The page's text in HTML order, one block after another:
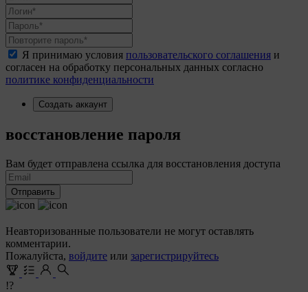
Я принимаю условия пользовательского соглашения и
согласен на обработку персональных данных согласно
политике конфиденциальности
Создать аккаунт
восстановление пароля
Вам будет отправлена ссылка для восстановления доступа
Отправить
Неавторизованные пользователи не могут оставлять
комментарии.
Пожалуйста, войдите или зарегистрируйтесь
!?